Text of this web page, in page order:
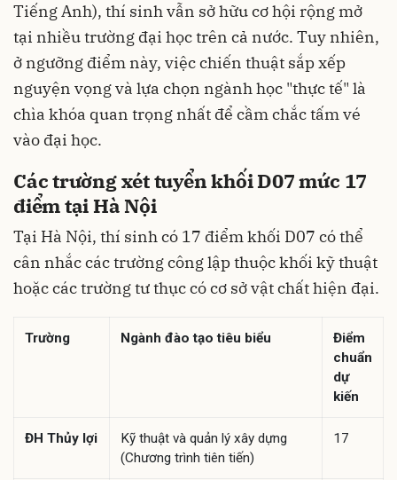
Tiếng Anh), thí sinh vẫn sở hữu cơ hội rộng mở
tại nhiều trường đại học trên cả nước. Tuy nhiên,
ở ngưỡng điểm này, việc chiến thuật sắp xếp
nguyện vọng và lựa chọn ngành học "thực tế" là
chìa khóa quan trọng nhất để cầm chắc tấm vé
vào đại học.
Các trường xét tuyển khối D07 mức 17
điểm tại Hà Nội
Tại Hà Nội, thí sinh có 17 điểm khối D07 có thể
cân nhắc các trường công lập thuộc khối kỹ thuật
hoặc các trường tư thục có cơ sở vật chất hiện đại.
Trường Ngành đào tạo tiêu biểu
Điểm
chuẩn
dự
kiến
ĐH Thủy lợi
Kỹ thuật và quản lý xây dựng
(Chương trình tiên tiến)
17